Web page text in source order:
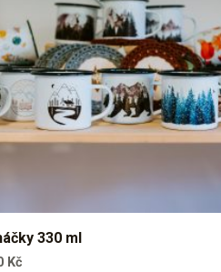
330 ml
Kč